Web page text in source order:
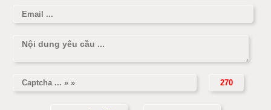
Cân điện tử 3 tấn
Cân điện tử 10 tấn